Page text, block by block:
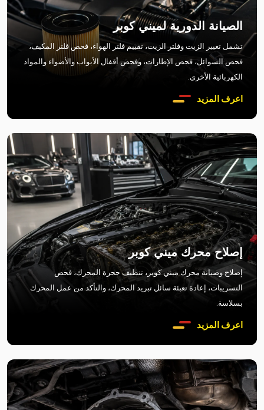
الصيانة الدورية لميني كوبر
تشمل تغيير الزيت وفلتر الزيت، تقييم فلتر الهواء، فحص فلتر المكيف،
فحص السوائل، فحص الإطارات، وفحص أقفال الأبواب والأضواء والمواد
الكهربائية الأخرى.
اعرف المزيد
إصلاح محرك ميني كوبر
إصلاح وصيانة محرك ميني كوبر، تنظيف حجرة المحرك، فحص
التسريبات، إعادة تعبئة سائل تبريد المحرك، والتأكد من عمل المحرك
بسلاسة.
اعرف المزيد